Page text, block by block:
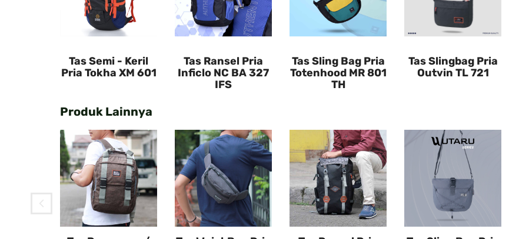
Tas Semi - Keril
Pria Tokha XM 601
Tas Ransel Pria
Inficlo NC BA 327
IFS
Tas Sling Bag Pria
Totenhood MR 801
TH
Tas Slingbag Pria
Outvin TL 721
Produk Lainnya